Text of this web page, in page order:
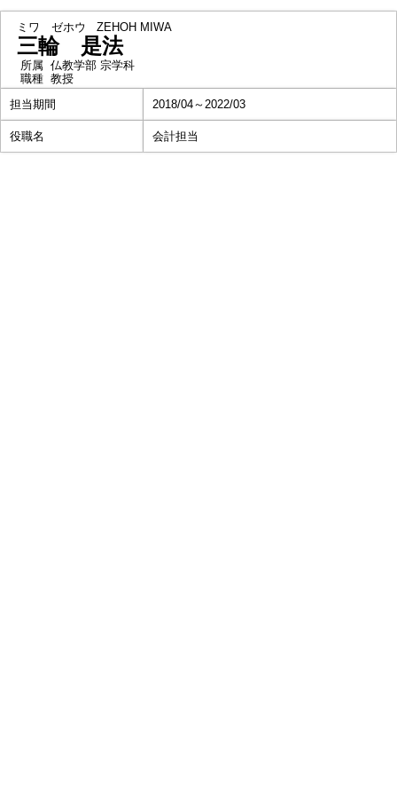
ミワ ゼホウ ZEHOH MIWA
三輪 是法
所属 仏教学部 宗学科
職種 教授
担当期間
2018/04～2022/03
役職名 会計担当